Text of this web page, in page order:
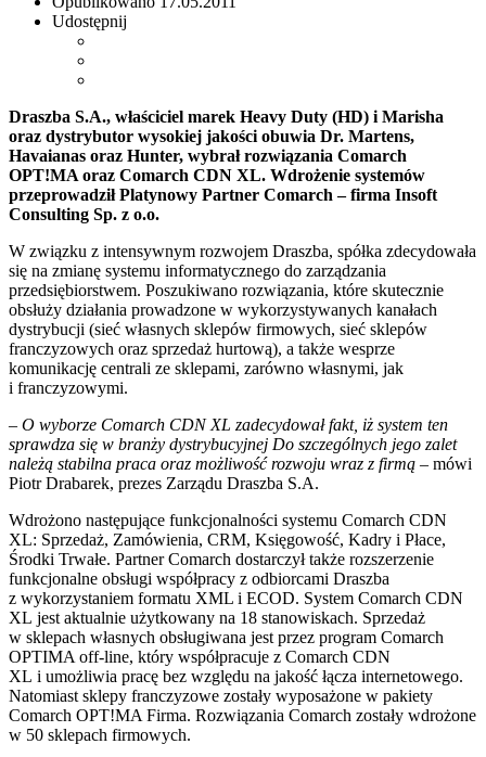
Udostępnij
Draszba S.A., właściciel marek Heavy Duty (HD) i Marisha
oraz dystrybutor wysokiej jakości obuwia Dr. Martens,
Havaianas oraz Hunter, wybrał rozwiązania Comarch
OPT!MA oraz Comarch CDN XL. Wdrożenie systemów
przeprowadził Platynowy Partner Comarch – firma Insoft
Consulting Sp. z o.o.
W związku z intensywnym rozwojem Draszba, spółka zdecydowała
się na zmianę systemu informatycznego do zarządzania
przedsiębiorstwem. Poszukiwano rozwiązania, które skutecznie
obsłuży działania prowadzone w wykorzystywanych kanałach
dystrybucji (sieć własnych sklepów firmowych, sieć sklepów
franczyzowych oraz sprzedaż hurtową), a także wesprze
komunikację centrali ze sklepami, zarówno własnymi, jak
i franczyzowymi.
– O wyborze Comarch CDN XL zadecydował fakt, iż system ten
sprawdza się w branży dystrybucyjnej Do szczególnych jego zalet
należą stabilna praca oraz możliwość rozwoju wraz z firmą – mówi
Piotr Drabarek, prezes Zarządu Draszba S.A.
Wdrożono następujące funkcjonalności systemu Comarch CDN
XL: Sprzedaż, Zamówienia, CRM, Księgowość, Kadry i Płace,
Środki Trwałe. Partner Comarch dostarczył także rozszerzenie
funkcjonalne obsługi współpracy z odbiorcami Draszba
z wykorzystaniem formatu XML i ECOD. System Comarch CDN
XL jest aktualnie użytkowany na 18 stanowiskach. Sprzedaż
w sklepach własnych obsługiwana jest przez program Comarch
OPTIMA off-line, który współpracuje z Comarch CDN
XL i umożliwia pracę bez względu na jakość łącza internetowego.
Natomiast sklepy franczyzowe zostały wyposażone w pakiety
Comarch OPT!MA Firma. Rozwiązania Comarch zostały wdrożone
w 50 sklepach firmowych.